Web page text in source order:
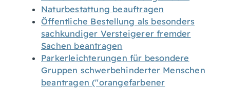
Naturbestattung beauftragen
Öffentliche Bestellung als besonders
sachkundiger Versteigerer fremder
Sachen beantragen
Parkerleichterungen für besondere
Gruppen schwerbehinderter Menschen
beantragen ("orangefarbener